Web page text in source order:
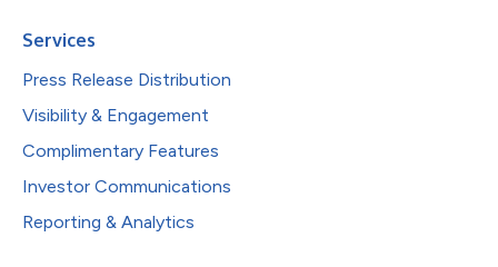
Services
Press Release Distribution
Visibility & Engagement
Complimentary Features
Investor Communications
Reporting & Analytics